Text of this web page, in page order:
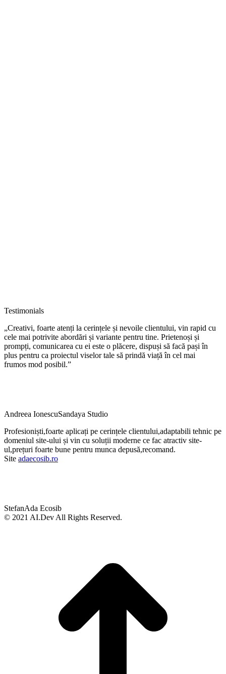
Testimonials
„Creativi, foarte atenți la cerințele și nevoile clientului, vin rapid cu
cele mai potrivite abordări și variante pentru tine. Prietenoși și
prompți, comunicarea cu ei este o plăcere, dispuși să facă pași în
plus pentru ca proiectul viselor tale să prindă viață în cel mai
frumos mod posibil.”
Andreea IonescuSandaya Studio
Profesioniști,foarte aplicați pe cerințele clientului,adaptabili tehnic pe
domeniul site-ului și vin cu soluții moderne ce fac atractiv site-
ul,prețuri foarte bune pentru munca depusă,recomand.
Site adaecosib.ro
StefanAda Ecosib
© 2021 AI.Dev All Rights Reserved.